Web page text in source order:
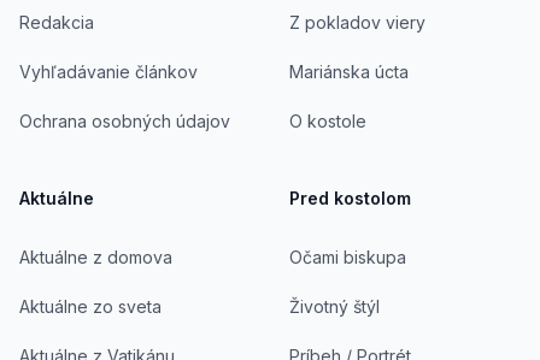
Redakcia
Vyhľadávanie článkov
Ochrana osobných údajov
Aktuálne
Aktuálne z domova
Aktuálne zo sveta
Aktuálne z Vatikánu
Z pokladov viery
Mariánska úcta
O kostole
Pred kostolom
Očami biskupa
Životný štýl
Príbeh / Portrét